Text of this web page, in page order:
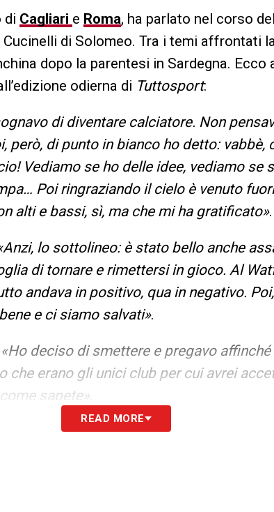
di Cagliari e Roma, ha parlato nel corso del
di Solomeo. Tra i temi affrontati
dopo la parentesi in Sardegna. Ecco
odierna di Tuttosport:
di diventare calciatore. Non
però, di punto in bianco ho detto: vabbè,
Vediamo se ho delle idee, vediamo se
Poi ringraziando il cielo è venuto
alti e bassi, sì, ma che mi ha gratificato».
lo sottolineo: è stato bello anche
di tornare e rimettersi in gioco. Al
andava in positivo, qua in negativo.
e ci siamo salvati».
«Ho deciso di smettere e pregavo
che erano gli unici club per cui avrei
sapete»
READ MORE